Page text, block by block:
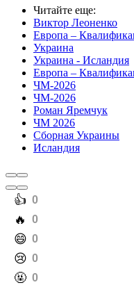
Читайте еще:
Виктор Леоненко
Европа –
Украина
Украина - Исландия
Европа –
ЧМ-2026
ЧМ-2026
Роман Яремчук
ЧМ 2026
Сборная Украины
Исландия
️👍 0
️🔥 0
️😄 0
️😢 0
️🤬 0